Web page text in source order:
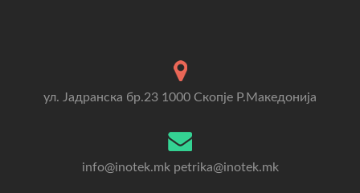
ул. Јадранска бр.23 1000 Скопје Р.Македонија
info@inotek.mk petrika@inotek.mk